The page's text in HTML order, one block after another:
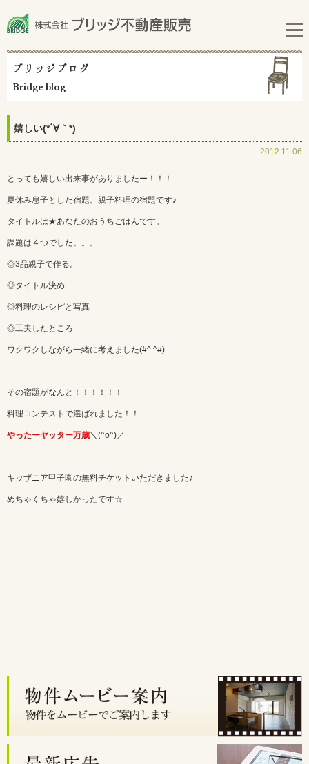
ブリッジブログ
Bridge blog
嬉しい(*´∀｀*)
2012.11.06
とっても嬉しい出来事がありましたー！！！
夏休み息子とした宿題。親子料理の宿題です♪
タイトルは★あなたのおうちごはんです。
課題は４つでした。。。
◎3品親子で作る。
◎タイトル決め
◎料理のレシピと写真
◎工夫したところ
ワクワクしながら一緒に考えました(#^.^#)
その宿題がなんと！！！！！！
料理コンテストで選ばれました！！
やったーヤッター万歳＼(^o^)／
キッザニア甲子園の無料チケットいただきました♪
めちゃくちゃ嬉しかったです☆